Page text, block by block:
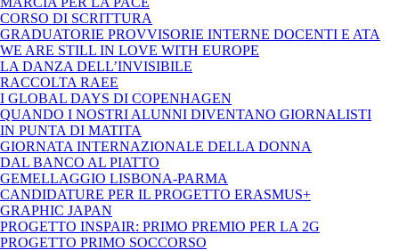
CORSO DI SCRITTURA
GRADUATORIE PROVVISORIE INTERNE DOCENTI E ATA
WE ARE STILL IN LOVE WITH EUROPE
LA DANZA DELL’INVISIBILE
RACCOLTA RAEE
I GLOBAL DAYS DI COPENHAGEN
QUANDO I NOSTRI ALUNNI DIVENTANO GIORNALISTI
IN PUNTA DI MATITA
GIORNATA INTERNAZIONALE DELLA DONNA
DAL BANCO AL PIATTO
GEMELLAGGIO LISBONA-PARMA
CANDIDATURE PER IL PROGETTO ERASMUS+
GRAPHIC JAPAN
PROGETTO INSPAIR: PRIMO PREMIO PER LA 2G
PROGETTO PRIMO SOCCORSO